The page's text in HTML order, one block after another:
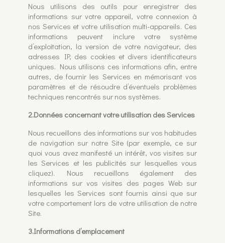
Nous utilisons des outils pour enregistrer des
informations sur votre appareil, votre connexion à
nos Services et votre utilisation multi-appareils. Ces
informations peuvent inclure votre système
d’exploitation, la version de votre navigateur, des
adresses IP, des cookies et divers identificateurs
uniques. Nous utilisons ces informations afin, entre
autres, de fournir les Services en mémorisant vos
paramètres et de résoudre d’éventuels problèmes
techniques rencontrés sur nos systèmes.
2.Données concernant votre utilisation des Services
Nous recueillons des informations sur vos habitudes
de navigation sur notre Site (par exemple, ce sur
quoi vous avez manifesté un intérêt, vos visites sur
les Services et les publicités sur lesquelles vous
cliquez). Nous recueillons également des
informations sur vos visites des pages Web sur
lesquelles les Services sont fournis ainsi que sur
votre comportement lors de votre utilisation de notre
Site.
3.Informations d’emplacement